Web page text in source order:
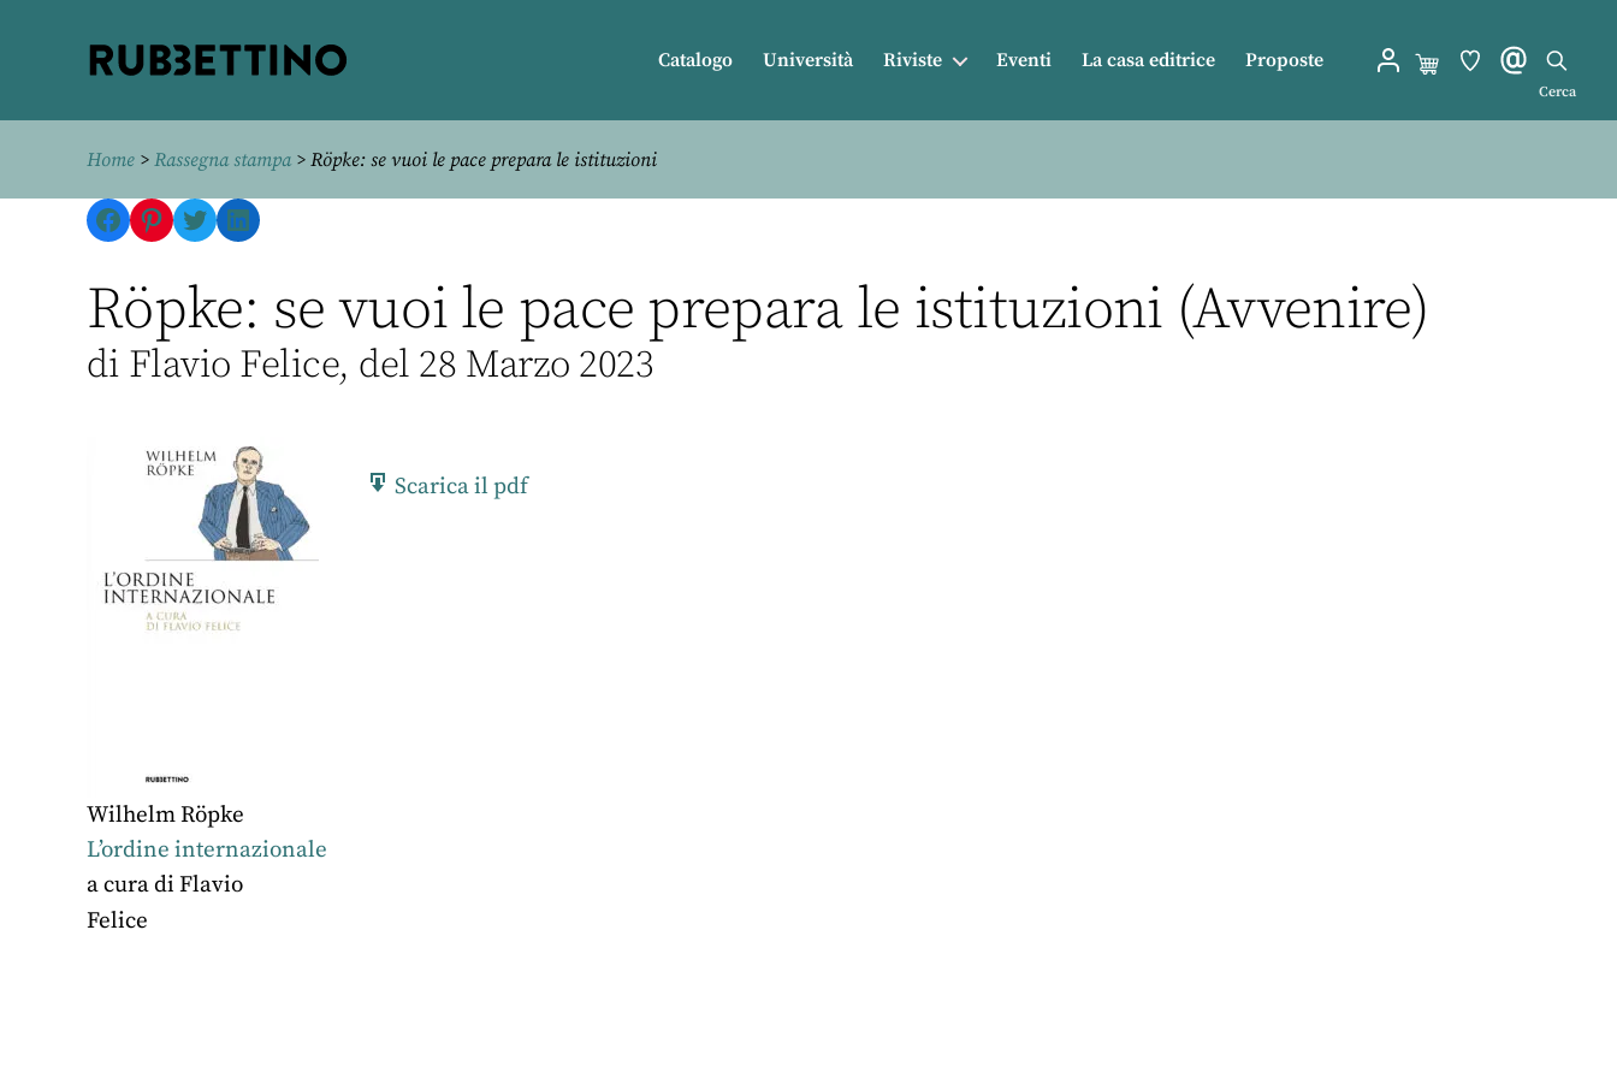
Catalogo Università Riviste Eventi La casa editrice Proposte
Cerca
Home > Rassegna stampa> Röpke: se vuoi le pace prepara le istituzioni
Facebook
Pinterest
TwitterLinkedIn
Röpke: se vuoi le pace prepara le istituzioni (Avvenire)
di Flavio Felice, del 28 Marzo 2023
Wilhelm Röpke
L’ordine internazionale
a cura di Flavio
Felice
Scarica il pdf